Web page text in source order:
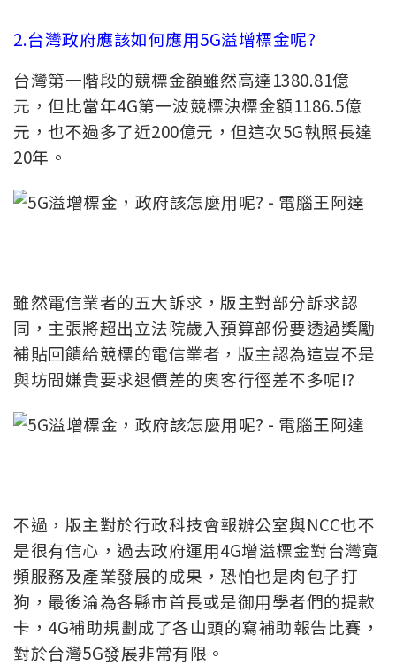
2.台灣政府應該如何應用5G溢增標金呢?
台灣第一階段的競標金額雖然高達1380.81億
元，但比當年4G第一波競標決標金額1186.5億
元，也不過多了近200億元，但這次5G執照長達
20年。
雖然電信業者的五大訴求，版主對部分訴求認
同，主張將超出立法院歲入預算部份要透過獎勵
補貼回饋給競標的電信業者，版主認為這豈不是
與坊間嫌貴要求退價差的奧客行徑差不多呢!?
不過，版主對於行政科技會報辦公室與NCC也不
是很有信心，過去政府運用4G增溢標金對台灣寬
頻服務及產業發展的成果，恐怕也是肉包子打
狗，最後淪為各縣市首長或是御用學者們的提款
卡，4G補助規劃成了各山頭的寫補助報告比賽，
對於台灣5G發展非常有限。